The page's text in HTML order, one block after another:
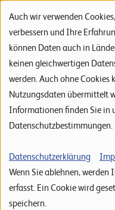
Auch wir verwenden
verbessern und Ihre
können Daten auch in
keinen gleichwertigen
werden. Auch ohne Cookies
Nutzungsdaten übermittelt
Informationen finden Sie in
Datenschutzbestimmungen.
Datenschutzerklärung
Wenn Sie ablehnen,
erfasst. Ein Cookie wird
speichern.
Zur Navigation
Zur Suche
Zum Inhalt
Mit
Offert-
HDI Global
Als Corporate- & Specialty-